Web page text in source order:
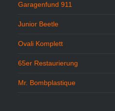
Garagenfund 911
Junior Beetle
Ovali Komplett
65er Restaurierung
Mr. Bombplastique